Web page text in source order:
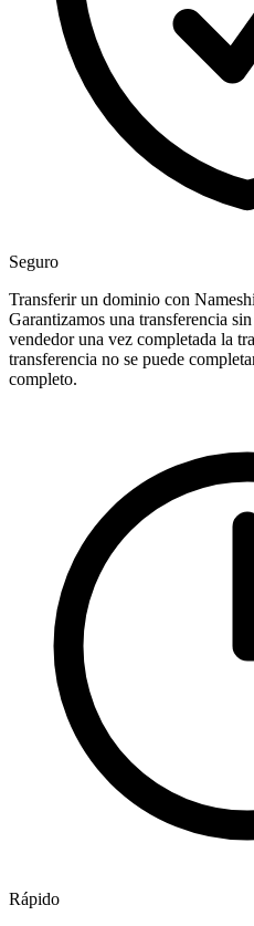
Seguro
Transferir un dominio con
Garantizamos una transferencia
vendedor una vez completada la
transferencia no se puede
completo.
Rápido